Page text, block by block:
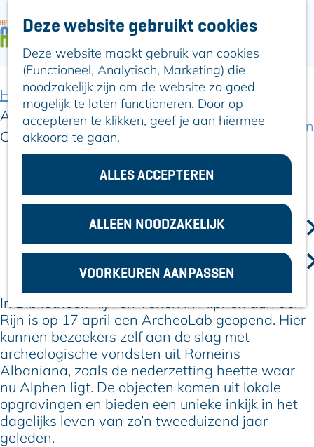
Deze website gebruikt cookies
Deze website maakt gebruik van cookies
(Functioneel, Analytisch, Marketing) die
noodzakelijk zijn om de website zo goed
mogelijk te laten functioneren. Door op
accepteren te klikken, geef je aan hiermee
akkoord te gaan.
ALLES ACCEPTEREN
ALLEEN NOODZAKELIJK
VOORKEUREN AANPASSEN
n
a
a
r
e
ARTIKELEN
Hier is Boskoop
Lekker Lokaal
Ontdek het
Erfgoed
Natuurlijk genieten
In en om Alphen
Kleuren van de
toren
VOOR
ONDERNEMERS
Home
Artikelen
Archeolab geopend in bibliotheek Alphen
Centrum
Archeolab geopend in bibliotheek
Alphen Centrum
In Bibliotheek Rijn en Venen in Alphen aan den
Rijn is op 17 april een ArcheoLab geopend. Hier
kunnen bezoekers zelf aan de slag met
archeologische vondsten uit Romeins
Albaniana, zoals de nederzetting heette waar
nu Alphen ligt. De objecten komen uit lokale
opgravingen en bieden een unieke inkijk in het
dagelijks leven van zo’n tweeduizend jaar
geleden.